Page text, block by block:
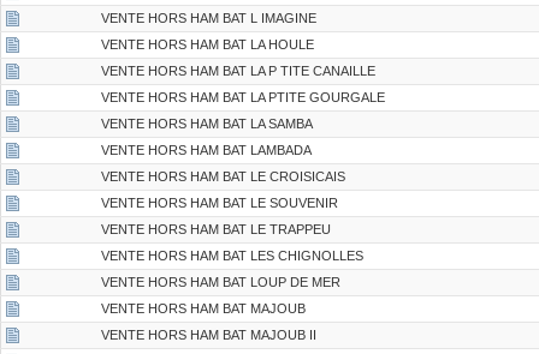
VENTE HORS HAM BAT L IMAGINE
VENTE HORS HAM BAT LA HOULE
VENTE HORS HAM BAT LA P TITE CANAILLE
VENTE HORS HAM BAT LA PTITE GOURGALE
VENTE HORS HAM BAT LA SAMBA
VENTE HORS HAM BAT LAMBADA
VENTE HORS HAM BAT LE CROISICAIS
VENTE HORS HAM BAT LE SOUVENIR
VENTE HORS HAM BAT LE TRAPPEU
VENTE HORS HAM BAT LES CHIGNOLLES
VENTE HORS HAM BAT LOUP DE MER
VENTE HORS HAM BAT MAJOUB
VENTE HORS HAM BAT MAJOUB II